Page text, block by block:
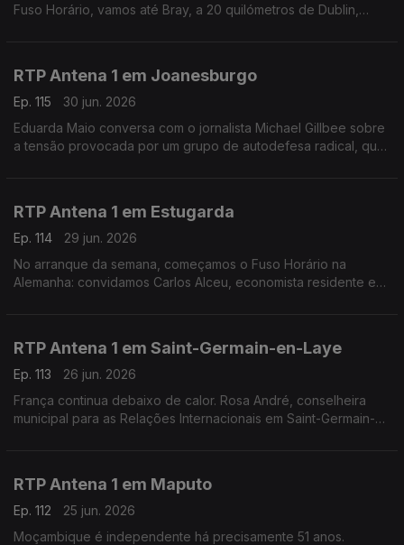
Fuso Horário, vamos até Bray, a 20 quilómetros de Dublin,
RTP Antena 1 em Joanesburgo
Ep. 115
30 jun. 2026
Eduarda Maio conversa com o jornalista Michael Gillbee sobre
a tensão provocada por um grupo de autodefesa radical, que
RTP Antena 1 em Estugarda
Ep. 114
29 jun. 2026
No arranque da semana, começamos o Fuso Horário na
Alemanha: convidamos Carlos Alceu, economista residente em
RTP Antena 1 em Saint-Germain-en-Laye
Ep. 113
26 jun. 2026
França continua debaixo de calor. Rosa André, conselheira
municipal para as Relações Internacionais em Saint-Germain-
RTP Antena 1 em Maputo
Ep. 112
25 jun. 2026
Moçambique é independente há precisamente 51 anos.